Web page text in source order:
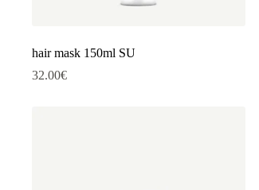
hair mask 150ml SU
32.00€